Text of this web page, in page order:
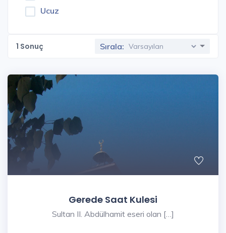
Ucuz
1 Sonuç Sırala:
Gerede Saat Kulesi
Sultan II. Abdülhamit eseri olan […]